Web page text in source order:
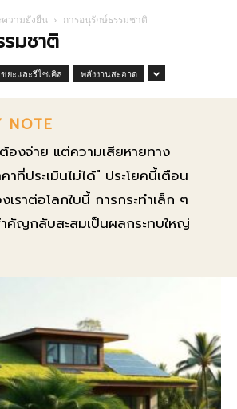
วามยั่งยืน การอนุรักษ์ธรรมชาติ
มชาติ
ขยะและรีไซเคิล พลังงานสะอาด
NOTE
งจ่าย แต่ความเสียหายทาง
าที่ประเมินไม่ได้" ประโยคนี้เตือน
เราต่อโลกใบนี้ การกระทำเล็ก ๆ
คัญกลับสะสมเป็นผลกระทบใหญ่